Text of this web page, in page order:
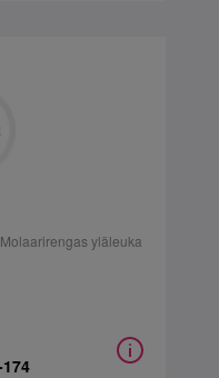
yläleuka